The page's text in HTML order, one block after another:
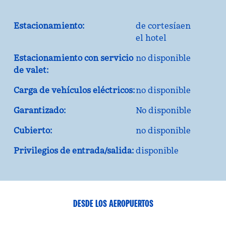
Estacionamiento:
de cortesíaen
el hotel
Estacionamiento con servicio
de valet:
no disponible
Carga de vehículos eléctricos:no disponible
Garantizado:
No disponible
Cubierto:
no disponible
Privilegios de entrada/salida: disponible
DESDE LOS AEROPUERTOS